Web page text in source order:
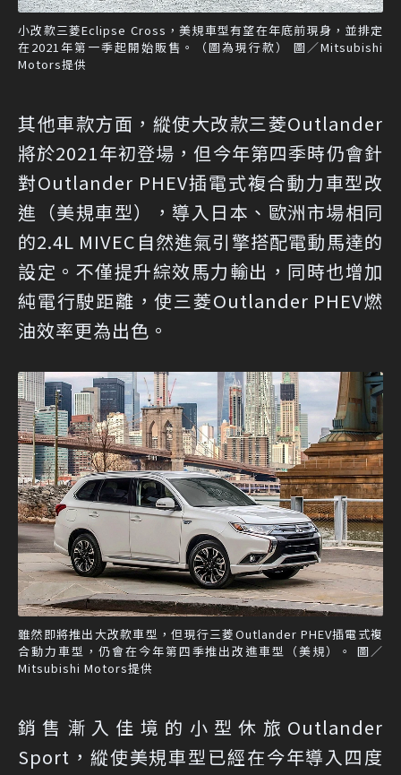
小改款三菱Eclipse Cross，美規車型有望在年底前現身，並排定
在2021年第一季起開始販售。（圖為現行款） 圖／Mitsubishi
Motors提供
其他車款方面，縱使大改款三菱Outlander
將於2021年初登場，但今年第四季時仍會針
對Outlander PHEV插電式複合動力車型改
進（美規車型），導入日本、歐洲市場相同
的2.4L MIVEC自然進氣引擎搭配電動馬達的
設定。不僅提升綜效馬力輸出，同時也增加
純電行駛距離，使三菱Outlander PHEV燃
油效率更為出色。
雖然即將推出大改款車型，但現行三菱Outlander PHEV插電式複
合動力車型，仍會在今年第四季推出改進車型（美規）。 圖／
Mitsubishi Motors提供
銷售漸入佳境的小型休旅Outlander
Sport，縱使美規車型已經在今年導入四度